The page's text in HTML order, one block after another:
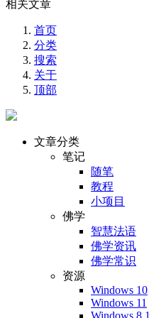
相关文章
首页
分类
搜索
关于
顶部
文章分类
笔记
随笔
教程
小项目
佛学
智慧法语
佛学资讯
佛学常识
资源
Windows 10
Windows 11